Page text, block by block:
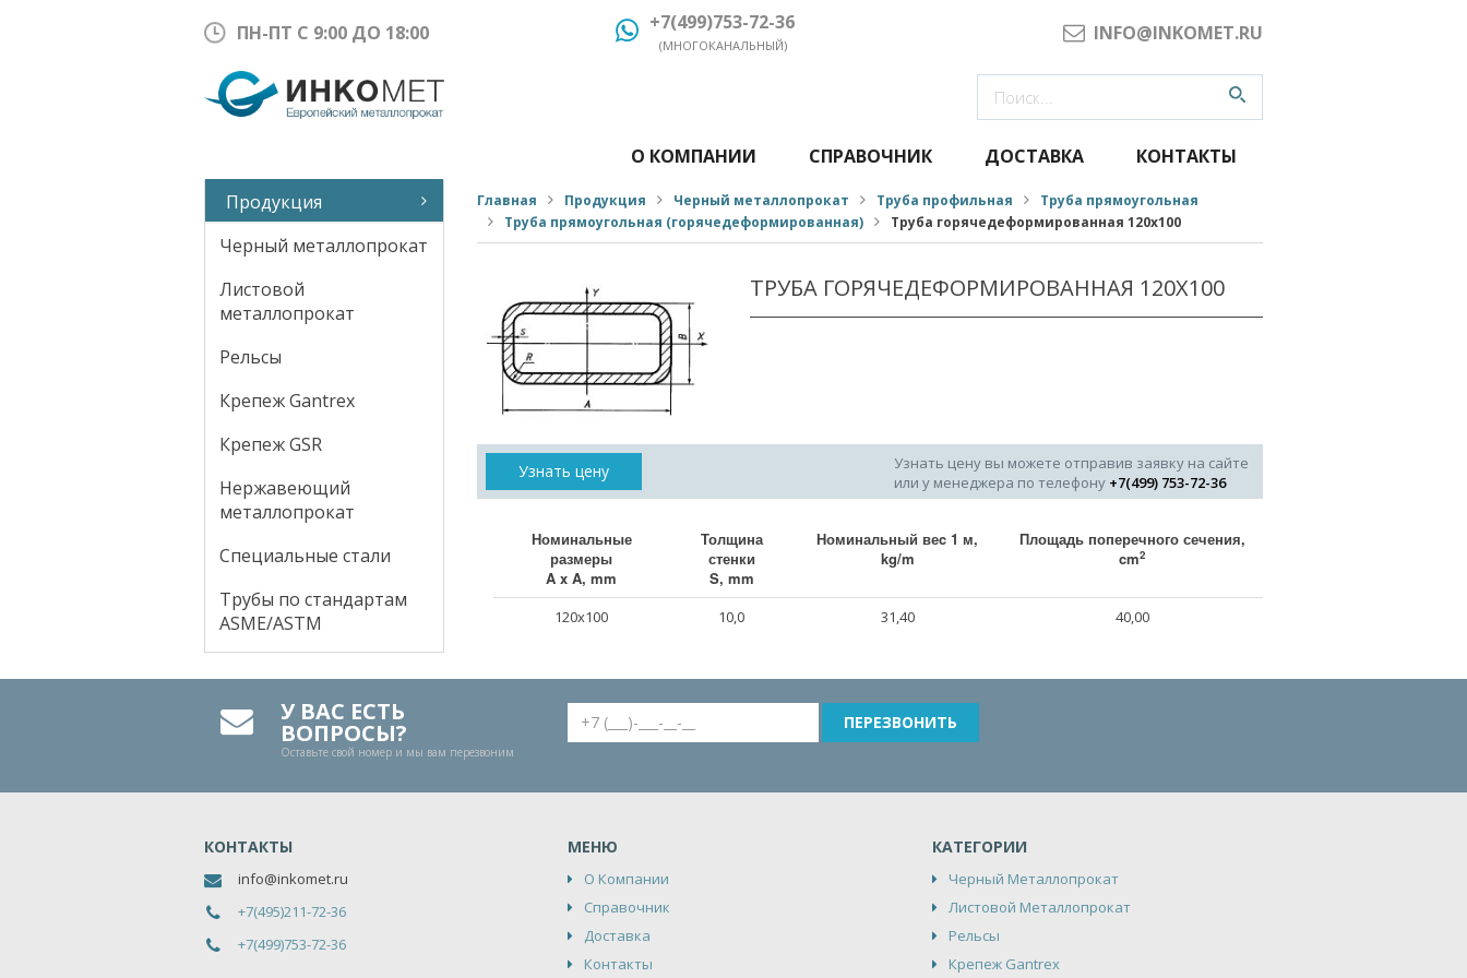
ПН-ПТ С 9:00 ДО 18:00 +7(499)753-72-36
(МНОГОКАНАЛЬНЫЙ)
INFO@INKOMET.RU
Продукция
Черный металлопрокат
Листовой
металлопрокат
Рельсы
Крепеж Gantrex
Крепеж GSR
Нержавеющий
металлопрокат
Специальные стали
Трубы по стандартам
ASME/ASTM
О КОМПАНИИ СПРАВОЧНИК ДОСТАВКА КОНТАКТЫ
Главная Продукция Черный металлопрокат Труба профильная
Труба прямоугольная
Труба прямоугольная (горячедеформированная)
Труба горячедеформированная 120x100
ТРУБА ГОРЯЧЕДЕФОРМИРОВАННАЯ 120X100
Узнать цену
Узнать цену вы можете отправив заявку на сайте
или у менеджера по телефону +7(499) 753-72-36
Номинальные
размеры
A x A, mm
Толщина
стенки
S, mm
Номинальный веc 1 м,
kg/m
Площадь поперечного сечения,
cm2
120x100 10,0 31,40 40,00
У ВАС ЕСТЬ
ВОПРОСЫ?
Оставьте свой номер и мы вам перезвоним
КОНТАКТЫ
info@inkomet.ru
+7(495)211-72-36
+7(499)753-72-36
МЕНЮ
О Компании
Справочник
Доставка
Контакты
КАТЕГОРИИ
Черный Металлопрокат
Листовой Металлопрокат
Рельсы
Крепеж Gantrex